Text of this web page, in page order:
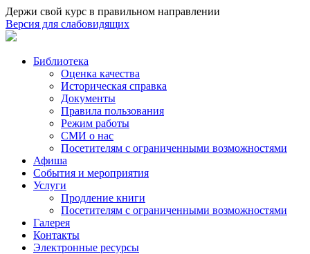
Держи свой курс в правильном направлении
Версия для слабовидящих
Библиотека
Оценка качества
Историческая справка
Документы
Правила пользования
Режим работы
СМИ о нас
Посетителям с ограниченными возможностями
Афиша
События и мероприятия
Услуги
Продление книги
Посетителям с ограниченными возможностями
Галерея
Контакты
Электронные ресурсы